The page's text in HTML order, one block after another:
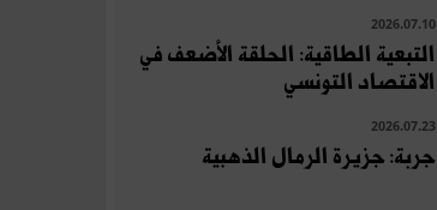
2026.07.10
التبعية الطاقية: الحلقة الأضعف في
الاقتصاد التونسي
2026.07.23
جربة: جزيرة الرمال الذهبية